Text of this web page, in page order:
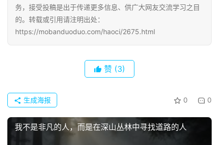
首
页
好
经
典
歌
务，接受投稿是出于传递更多信息、供广大网友交流学习之目
的。转载或引用请注明出处：
https://mobanduoduo.com/haoci/2675.html
赞 (3)
0 0
生成海报
我不是非凡的人，而是在深山丛林中寻找道路的人